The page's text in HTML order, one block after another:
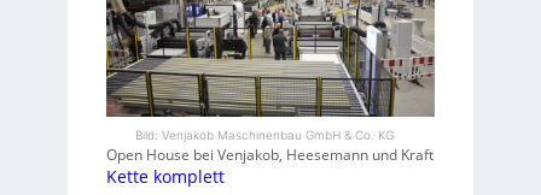
Bild: Venjakob Maschinenbau GmbH & Co. KG
Open House bei Venjakob, Heesemann und Kraft
Kette komplett